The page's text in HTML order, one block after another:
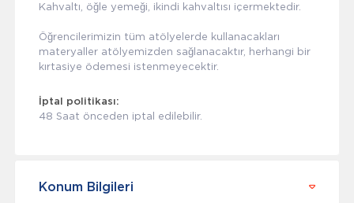
Kahvaltı, öğle yemeği, ikindi kahvaltısı içermektedir.
Öğrencilerimizin tüm atölyelerde kullanacakları
materyaller atölyemizden sağlanacaktır, herhangi bir
kırtasiye ödemesi istenmeyecektir.
İptal politikası:
48 Saat önceden iptal edilebilir.
Konum Bilgileri